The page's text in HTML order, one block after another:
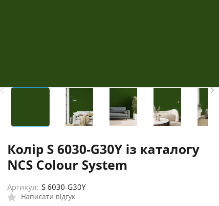
Колір S 6030-G30Y із каталогу
NCS Colour System
Написати відгук
Артикул: S 6030-G30Y